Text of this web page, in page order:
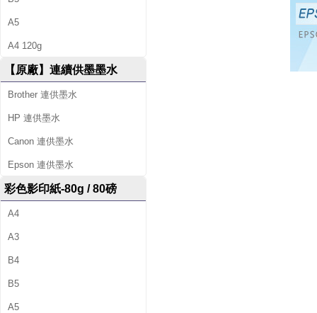
A5
A4 120g
【原廠】連續供墨墨水
Brother 連供墨水
HP 連供墨水
Canon 連供墨水
Epson 連供墨水
彩色影印紙-80g / 80磅
A4
A3
B4
B5
A5